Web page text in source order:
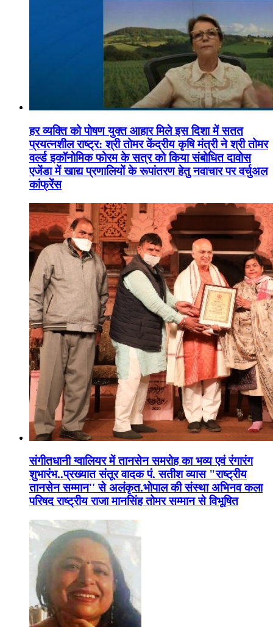
हर व्यक्ति को पोषण युक्त आहार मिले इस दिशा में सतत
प्रयत्नशील राष्ट्र: श्री तोमर केंद्रीय कृषि मंत्री ने श्री तोमर
वर्ल्ड इकॉनोमिक फोरम के सत्र को किया संबोधित दावोस
एजेंडा में खाद्य प्रणालियों के रूपांतरण हेतु नवाचार पर वर्चुअल
कांफ्रेंस
संगीतधानी ग्वालियर में तानसेन समरोह का भव्य एवं रंगारंग
शुभारंभ..प्रख्यात संतूर वादक पं. सतीश व्यास "राष्ट्रीय
तानसेन सम्मान'' से अलंकृत.भोपाल की संस्था अभिनव कला
परिषद राष्ट्रीय राजा मानसिंह तोमर सम्मान से विभूषित